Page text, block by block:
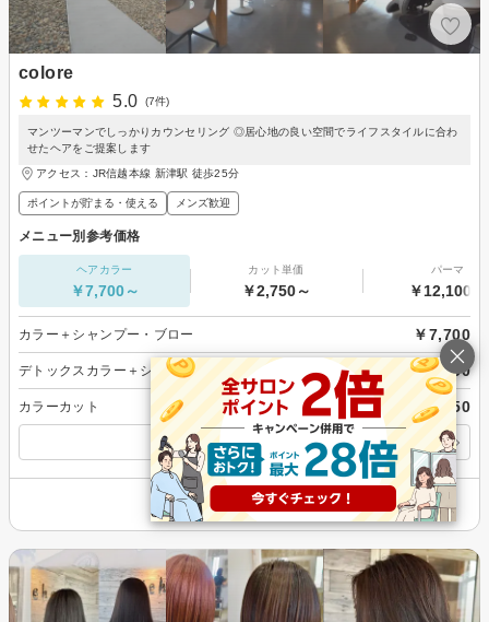
colore
5.0
(7件)
マンツーマンでしっかりカウンセリング ◎居心地の良い空間でライフスタイルに合わ
せたヘアをご提案します
アクセス：JR信越本線 新津駅 徒歩25分
ポイントが貯まる・使える メンズ歓迎
メニュー別参考価格
ヘアカラー
￥7,700～
カット単価
￥2,750～
パーマ
￥12,100～
カラー＋シャンプー・ブロー ￥7,700
デトックスカラー＋シャンプーブロー ￥8,250
カラーカット ￥11,550
すべてのメニューを見る
その他の情報を表示